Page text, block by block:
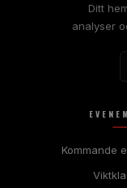
Ditt
analyser
Kommande